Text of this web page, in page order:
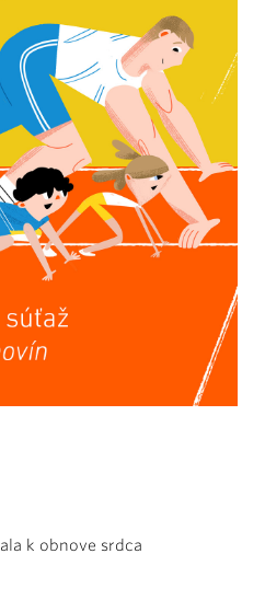
k obnove srdca